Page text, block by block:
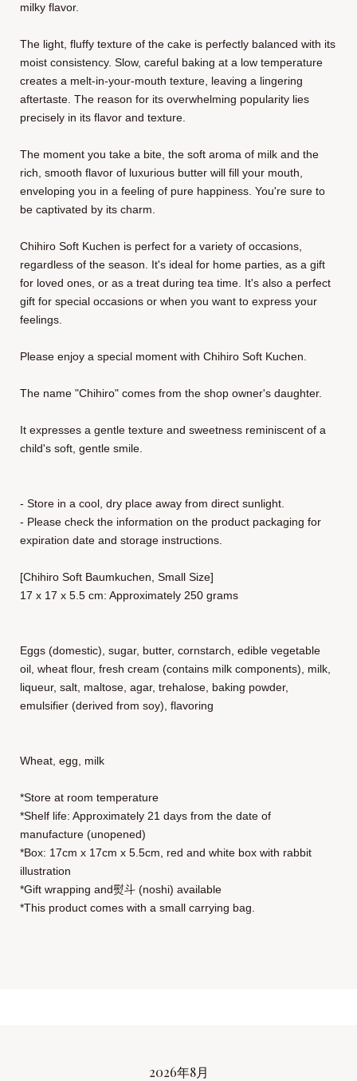
milky flavor.
The light, fluffy texture of the cake is perfectly balanced with its
moist consistency. Slow, careful baking at a low temperature
creates a melt-in-your-mouth texture, leaving a lingering
aftertaste. The reason for its overwhelming popularity lies
precisely in its flavor and texture.
The moment you take a bite, the soft aroma of milk and the
rich, smooth flavor of luxurious butter will fill your mouth,
enveloping you in a feeling of pure happiness. You're sure to
be captivated by its charm.
Chihiro Soft Kuchen is perfect for a variety of occasions,
regardless of the season. It's ideal for home parties, as a gift
for loved ones, or as a treat during tea time. It's also a perfect
gift for special occasions or when you want to express your
feelings.
Please enjoy a special moment with Chihiro Soft Kuchen.
The name "Chihiro" comes from the shop owner's daughter.
It expresses a gentle texture and sweetness reminiscent of a
child's soft, gentle smile.
- Store in a cool, dry place away from direct sunlight.
- Please check the information on the product packaging for
expiration date and storage instructions.
[Chihiro Soft Baumkuchen, Small Size]
17 x 17 x 5.5 cm: Approximately 250 grams
Eggs (domestic), sugar, butter, cornstarch, edible vegetable
oil, wheat flour, fresh cream (contains milk components), milk,
liqueur, salt, maltose, agar, trehalose, baking powder,
emulsifier (derived from soy), flavoring
Wheat, egg, milk
*Store at room temperature
*Shelf life: Approximately 21 days from the date of
manufacture (unopened)
*Box: 17cm x 17cm x 5.5cm, red and white box with rabbit
illustration
*Gift wrapping and熨斗 (noshi) available
*This product comes with a small carrying bag.
2026年8月